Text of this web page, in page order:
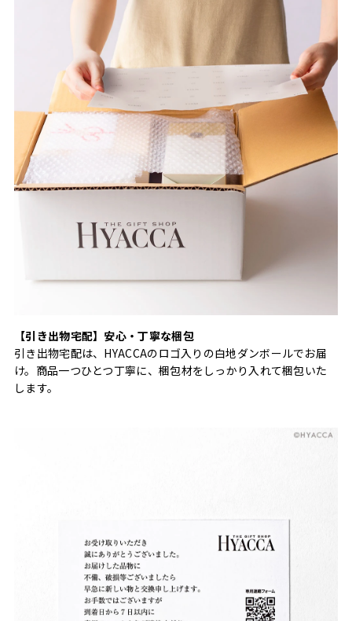
【引き出物宅配】安心・丁寧な梱包
引き出物宅配は、HYACCAのロゴ入りの白地ダンボールでお届
け。商品一つひとつ丁寧に、梱包材をしっかり入れて梱包いた
します。